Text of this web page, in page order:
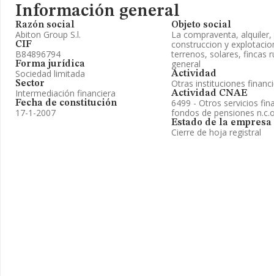
Información general
Razón social
Abiton Group S.l.
CIF
B84896794
Forma jurídica
Sociedad limitada
Sector
Intermediación financiera
Fecha de constitución
17-1-2007
Objeto social
La compraventa,
construccion y
terrenos, solares, fincas
general
Actividad
Otras instituciones
Actividad CNAE
6499 - Otros servicios
fondos de pensiones
Estado de la empresa
Cierre de hoja registral